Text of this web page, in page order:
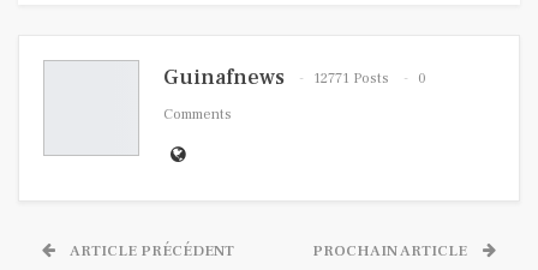
Guinafnews 12771 Posts
0
Comments
ARTICLE PRÉCÉDENT PROCHAIN ARTICLE